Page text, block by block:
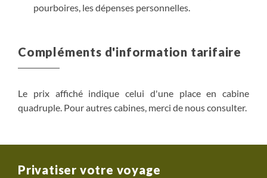
pourboires, les dépenses personnelles.
Compléments d'information tarifaire
Le prix affiché indique celui d'une place en cabine
quadruple. Pour autres cabines, merci de nous consulter.
Privatiser votre voyage